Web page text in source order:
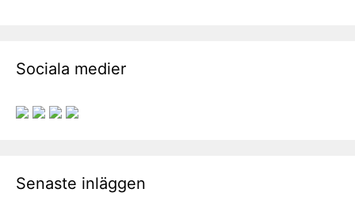
Sociala medier
Senaste inläggen